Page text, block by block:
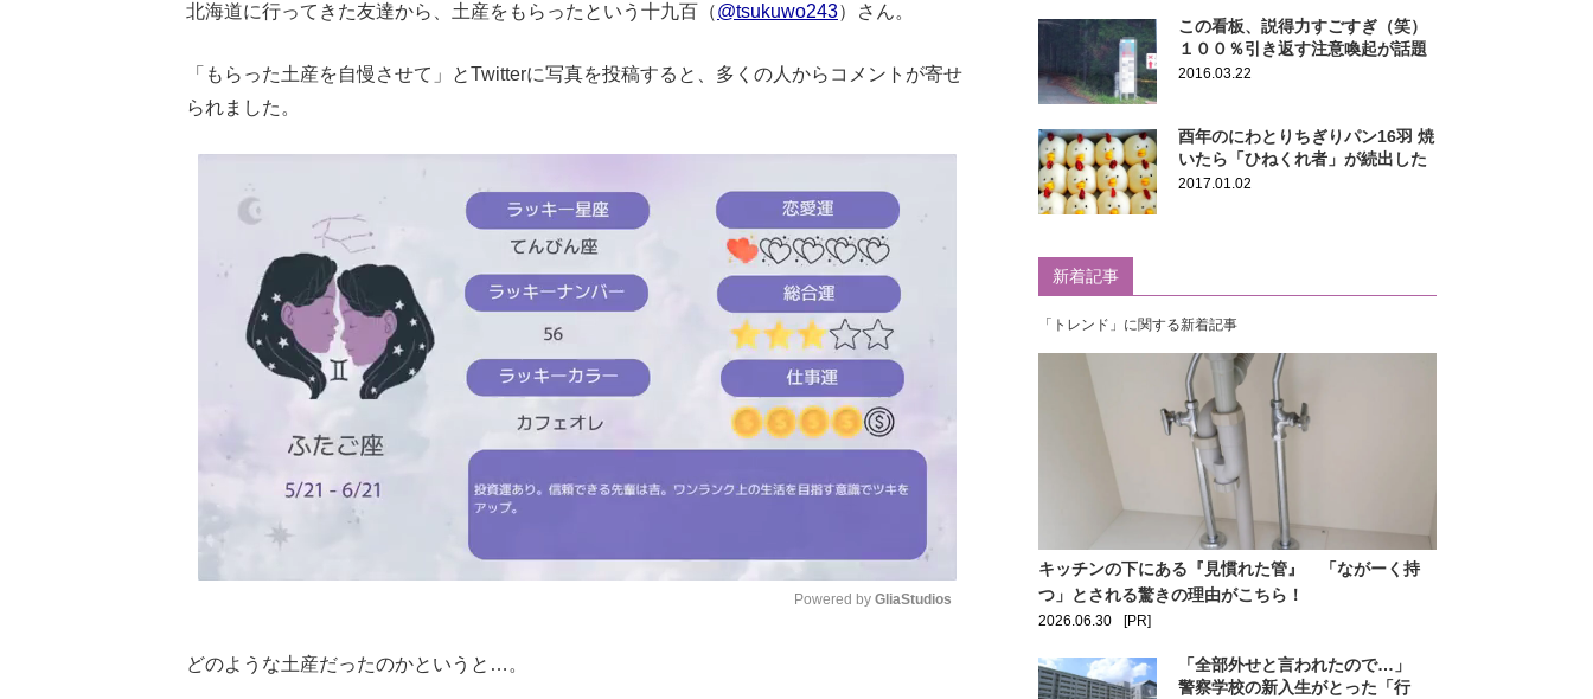
北海道に行ってきた友達から、土産をもらったという十九百（@tsukuwo243）さん。
「もらった土産を自慢させて」とTwitterに写真を投稿すると、多くの人からコメントが寄せ
られました。
Powered by GliaStudios
どのような土産だったのかというと…。
この看板、説得力すごすぎ（笑）
１００％引き返す注意喚起が話題
2016.03.22
酉年のにわとりちぎりパン16羽 焼
いたら「ひねくれ者」が続出した
2017.01.02
新着記事
「トレンド」に関する新着記事
キッチンの下にある『見慣れた管』 「ながーく持
つ」とされる驚きの理由がこちら！
2026.06.30 [PR]
「全部外せと言われたので…」
警察学校の新入生がとった「行